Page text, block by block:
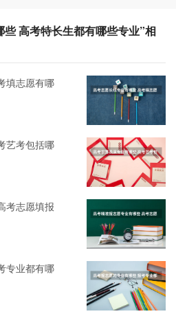
高考特长生都有哪些专业”相
填志愿有哪
艺考包括哪
考志愿填报
专业都有哪